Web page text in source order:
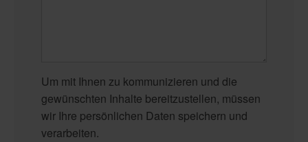
Um mit Ihnen zu kommunizieren und die
gewünschten Inhalte bereitzustellen, müssen
wir Ihre persönlichen Daten speichern und
verarbeiten.